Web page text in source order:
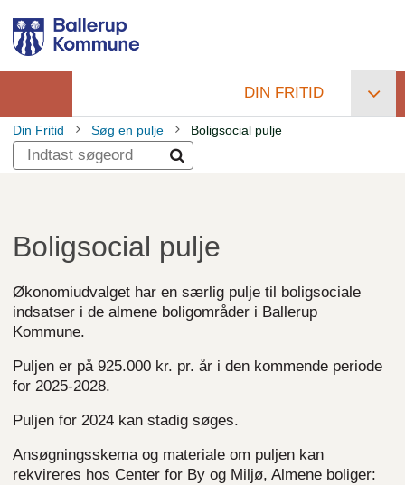
hovedindhold
Primær
navigation
DIN FRITID
Brødkrumme
Din Fritid Søg en pulje Boligsocial pulje
Boligsocial pulje
Økonomiudvalget har en særlig pulje til boligsociale
indsatser i de almene boligområder i Ballerup
Kommune.
Puljen er på 925.000 kr. pr. år i den kommende periode
for 2025-2028.
Puljen for 2024 kan stadig søges.
Ansøgningsskema og materiale om puljen kan
rekvireres hos Center for By og Miljø, Almene boliger: